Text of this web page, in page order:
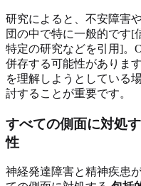
研究によると、不安障害
団の中で特に一般的です[
特定の研究などを引用]。
併存する可能性があります
を理解しようとしている
討することが重要です。
すべての側面に対処
性
神経発達障害と精神疾患